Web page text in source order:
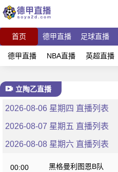
首页 德甲直播 足球直播
德甲直播 NBA直播 英超直播
立陶乙直播
2026-08-06 星期四 直播列表
2026-08-07 星期五 直播列表
2026-08-08 星期六 直播列表
00:00
黑格曼利图恩B队